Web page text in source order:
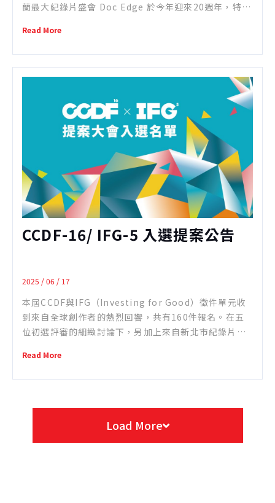
蘭最大紀錄片盛會 Doc Edge 於今年迎來20週年，特別
陳玲珍，以表彰她長年致力推動華語紀錄片在國際舞台
上的貢獻與影響力。 Doc Edge共同創辦人Alex Lee表
示：「她與團隊長年來為華語紀錄片� ...
Read More
CCDF-16/ IFG-5 入選提案公告
2025 / 06 / 17
本屆CCDF與IFG（Investing for Good）徵件單元收
到來自全球創作者的熱烈回響，共有160件報名。在五
位初選評審的細緻討論下，另加上來自新北市紀錄片
Read More
Load More